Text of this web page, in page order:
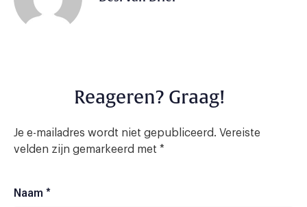
Reageren? Graag!
Je e-mailadres wordt niet gepubliceerd. Vereiste
velden zijn gemarkeerd met *
Naam *